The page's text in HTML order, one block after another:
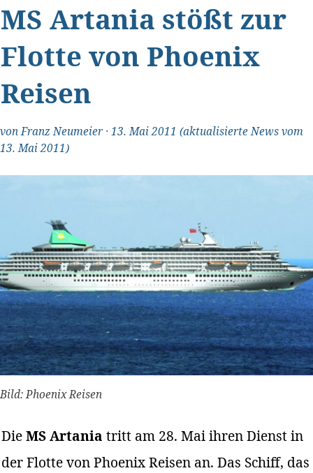
MS Artania stößt zur
Flotte von Phoenix
Reisen
vonFranz Neumeier·13. Mai 2011 (aktualisierte News vom
13. Mai 2011)
Bild: Phoenix Reisen
DieMS Artania tritt am 28. Mai ihren Dienst in
der Flotte von Phoenix Reisen an. Das Schiff, das